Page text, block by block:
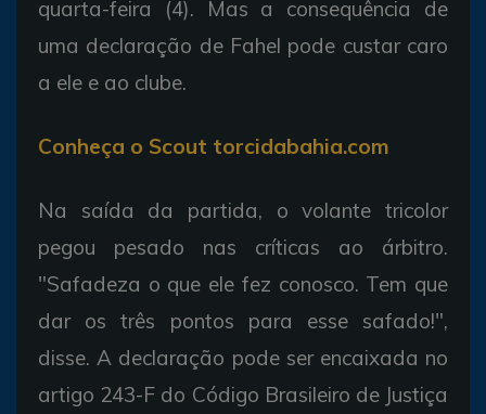
quarta-feira (4). Mas a consequência de
uma declaração de Fahel pode custar caro
a ele e ao clube.
Conheça o Scout torcidabahia.com
Na saída da partida, o volante tricolor
pegou pesado nas críticas ao árbitro.
"Safadeza o que ele fez conosco. Tem que
dar os três pontos para esse safado!",
disse. A declaração pode ser encaixada no
artigo 243-F do Código Brasileiro de Justiça